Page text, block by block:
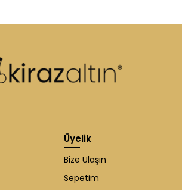
Üyelik
Bize Ulaşın
Sepetim